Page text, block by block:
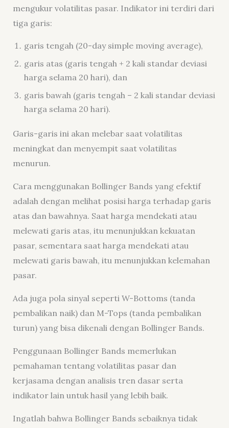
mengukur volatilitas pasar. Indikator ini terdiri dari
tiga garis:
garis tengah (20-day simple moving average),
garis atas (garis tengah + 2 kali standar deviasi
harga selama 20 hari), dan
garis bawah (garis tengah – 2 kali standar deviasi
harga selama 20 hari).
Garis-garis ini akan melebar saat volatilitas
meningkat dan menyempit saat volatilitas
menurun.
Cara menggunakan Bollinger Bands yang efektif
adalah dengan melihat posisi harga terhadap garis
atas dan bawahnya. Saat harga mendekati atau
melewati garis atas, itu menunjukkan kekuatan
pasar, sementara saat harga mendekati atau
melewati garis bawah, itu menunjukkan kelemahan
pasar.
Ada juga pola sinyal seperti W-Bottoms (tanda
pembalikan naik) dan M-Tops (tanda pembalikan
turun) yang bisa dikenali dengan Bollinger Bands.
Penggunaan Bollinger Bands memerlukan
pemahaman tentang volatilitas pasar dan
kerjasama dengan analisis tren dasar serta
indikator lain untuk hasil yang lebih baik.
Ingatlah bahwa Bollinger Bands sebaiknya tidak